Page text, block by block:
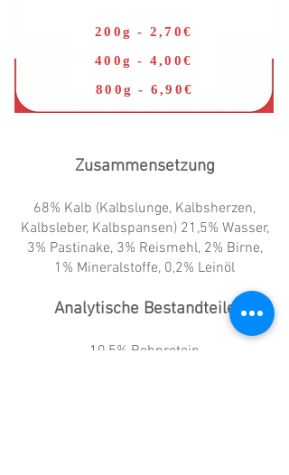
200g - 2,70€
400g - 4,00€
800g - 6,90€
Zusammensetzung
68% Kalb (Kalbslunge, Kalbsherzen,
Kalbsleber, Kalbspansen) 21,5% Wasser,
3% Pastinake, 3% Reismehl, 2% Birne,
1% Mineralstoffe, 0,2% Leinöl
Analytische Bestandteile
10,5% Rohprotein